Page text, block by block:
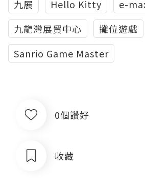
九展 Hello Kitty e-
九龍灣展貿中心
攤位遊戲
Sanrio Game Master
0個讚好
收藏